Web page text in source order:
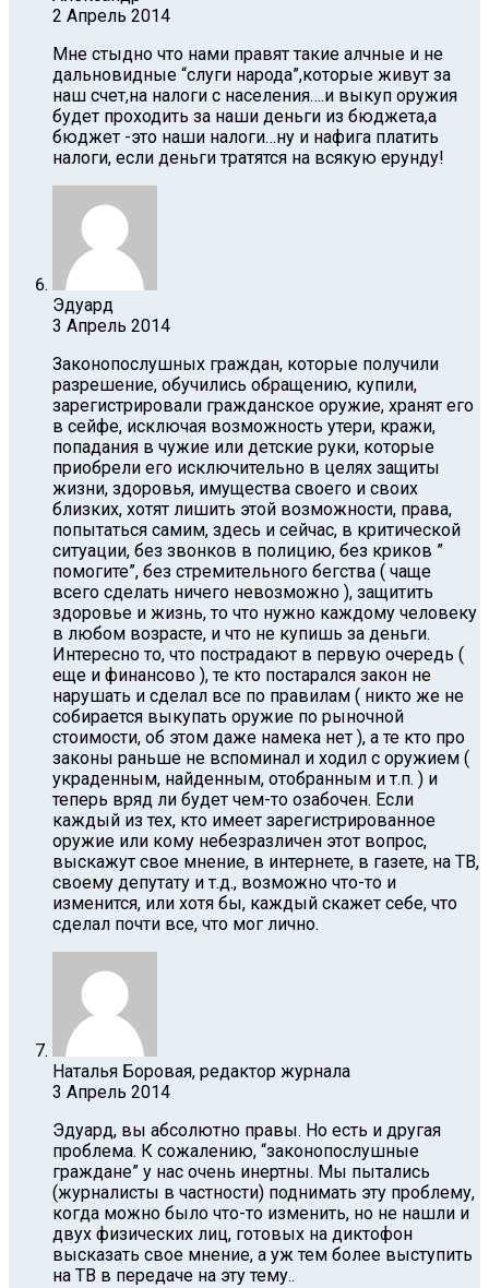
2 Апрель 2014
Мне стыдно что нами правят такие алчные и не
дальновидные “слуги народа”,которые живут за
наш счет,на налоги с населения….и выкуп оружия
будет проходить за наши деньги из бюджета,а
бюджет -это наши налоги…ну и нафига платить
налоги, если деньги тратятся на всякую ерунду!
Эдуард
3 Апрель 2014
Законопослушных граждан, которые получили
разрешение, обучились обращению, купили,
зарегистрировали гражданское оружие, хранят его
в сейфе, исключая возможность утери, кражи,
попадания в чужие или детские руки, которые
приобрели его исключительно в целях защиты
жизни, здоровья, имущества своего и своих
близких, хотят лишить этой возможности, права,
попытаться самим, здесь и сейчас, в критической
ситуации, без звонков в полицию, без криков ”
помогите”, без стремительного бегства ( чаще
всего сделать ничего невозможно ), защитить
здоровье и жизнь, то что нужно каждому человеку
в любом возрасте, и что не купишь за деньги.
Интересно то, что пострадают в первую очередь (
еще и финансово ), те кто постарался закон не
нарушать и сделал все по правилам ( никто же не
собирается выкупать оружие по рыночной
стоимости, об этом даже намека нет ), а те кто про
законы раньше не вспоминал и ходил с оружием (
украденным, найденным, отобранным и т.п. ) и
теперь вряд ли будет чем-то озабочен. Если
каждый из тех, кто имеет зарегистрированное
оружие или кому небезразличен этот вопрос,
выскажут свое мнение, в интернете, в газете, на ТВ,
своему депутату и т.д., возможно что-то и
изменится, или хотя бы, каждый скажет себе, что
сделал почти все, что мог лично.
Наталья Боровая, редактор журнала
3 Апрель 2014
Эдуард, вы абсолютно правы. Но есть и другая
проблема. К сожалению, “законопослушные
граждане” у нас очень инертны. Мы пытались
(журналисты в частности) поднимать эту проблему,
когда можно было что-то изменить, но не нашли и
двух физических лиц, готовых на диктофон
высказать свое мнение, а уж тем более выступить
на ТВ в передаче на эту тему..